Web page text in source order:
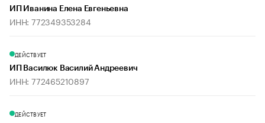
ИП Иванина Елена Евгеньевна
ИНН: 772349353284
ДЕЙСТВУЕТ
ИП Василюк Василий Андреевич
ИНН: 772465210897
ДЕЙСТВУЕТ